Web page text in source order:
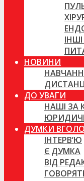
НОВИНИ
ДО УВАГИ
НАШІ
ДУМКИ
ІНТЕРВ’Ю
Є ДУМКА
ВІД